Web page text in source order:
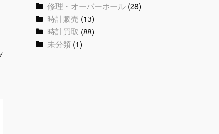
修理・オーバーホール (28)
時計販売 (13)
時計買取 (88)
未分類 (1)